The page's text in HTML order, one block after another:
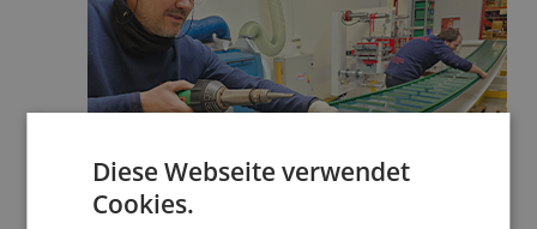
Diese Webseite verwendet
Cookies.